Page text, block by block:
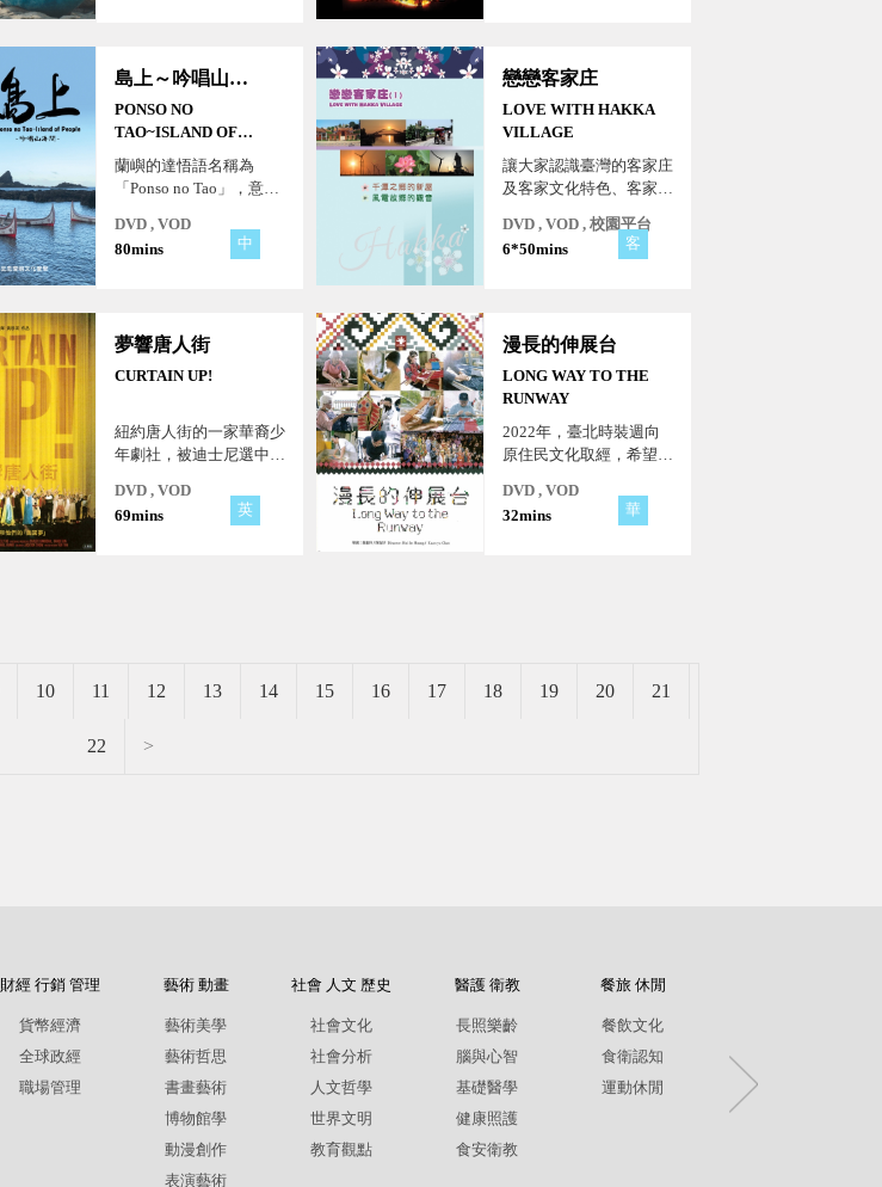
滅絕》探訪當前人類滅絕
的地點，記錄人類與野生
動物之間的衝突，以人類
的現實。
島上～吟唱山海間
PONSO NO
TAO~ISLAND OF
PEOPLE
蘭嶼的達悟語名稱為
「Ponso no Tao」，意思
灣東南方外海上，航程約
2個小時。這段拍攝的旅
歷程。
DVD , VOD
80mins
中
戀戀客家庄
LOVE WITH HAKKA
VILLAGE
讓大家認識臺灣的客家庄
及客家文化特色、客家美
家族群的民俗風情、生活
習俗、在地文化以及客家
DVD , VOD , 校園平台
6*50mins
客
夢響唐人街
CURTAIN UP!
紐約唐人街的一家華裔少
年劇社，被迪士尼選中排
本片記錄了這群孩子從試
鏡、排練到上演的全過
DVD , VOD
69mins
英
漫長的伸展台
LONG WAY TO THE
RUNWAY
2022年，臺北時裝週向
原住民文化取經，希望各
紋飾、色彩等，成為時尚
的靈感。因此五位時尚設
DVD , VOD
32mins
華
10 11 12 13 14 15 16 17 18 19 20 21
22 >
財經 行銷 管理
貨幣經濟
全球政經
職場管理
藝術 動畫
藝術美學
藝術哲思
書畫藝術
博物館學
動漫創作
表演藝術
社會 人文 歷史
社會文化
社會分析
人文哲學
世界文明
教育觀點
醫護 衛教
長照樂齡
腦與心智
基礎醫學
健康照護
食安衛教
餐旅 休閒
餐飲文化
食衛認知
運動休閒
社政人文